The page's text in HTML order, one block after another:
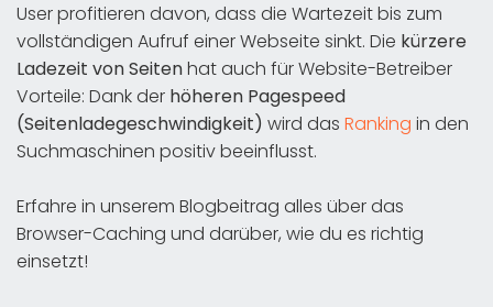
User profitieren davon, dass die Wartezeit bis zum
vollständigen Aufruf einer Webseite sinkt. Die kürzere
Ladezeit von Seitenhat auch für Website-Betreiber
Vorteile: Dank der höheren Pagespeed
(Seitenladegeschwindigkeit) wird das Ranking in den
Suchmaschinen positiv beeinflusst.
Erfahre in unserem Blogbeitrag alles über das
Browser-Caching und darüber, wie du es richtig
einsetzt!